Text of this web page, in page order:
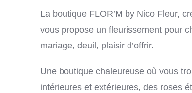
La boutique FLOR’M by Nico Fleur,
vous propose un fleurissement pour
mariage, deuil, plaisir d’offrir.
Une boutique chaleureuse où vous
intérieures et extérieures, des roses